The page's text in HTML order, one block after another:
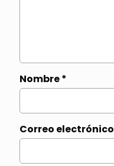
Nombre*
Correo electrónico